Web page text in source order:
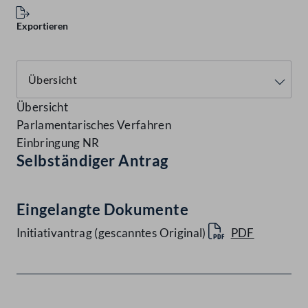
Exportieren
Übersicht
Parlamentarisches Verfahren
Einbringung NR
Selbständiger Antrag
Eingelangte Dokumente
Initiativantrag (gescanntes Original) PDF